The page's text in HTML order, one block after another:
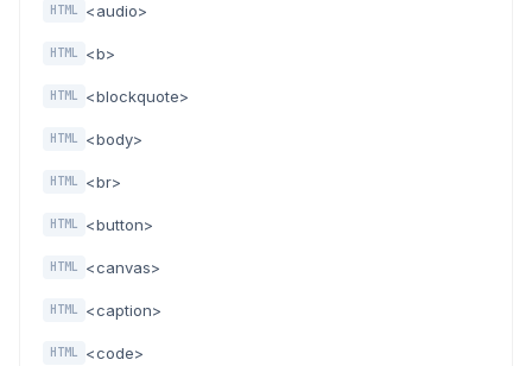
HTML <audio>
HTML <b>
HTML <blockquote>
HTML <body>
HTML <br>
HTML <button>
HTML <canvas>
HTML <caption>
HTML <code>